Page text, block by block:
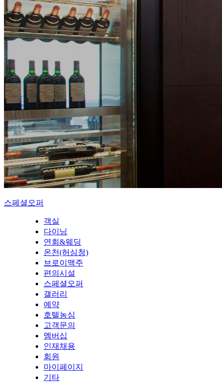
스페셜오퍼
객실
다이닝
연회&웨딩
온천(허심청)
브로이맥주
편의시설
스페셜오퍼
갤러리
예약
호텔농심
고객문의
멤버십
인재채용
회원
마이페이지
기타